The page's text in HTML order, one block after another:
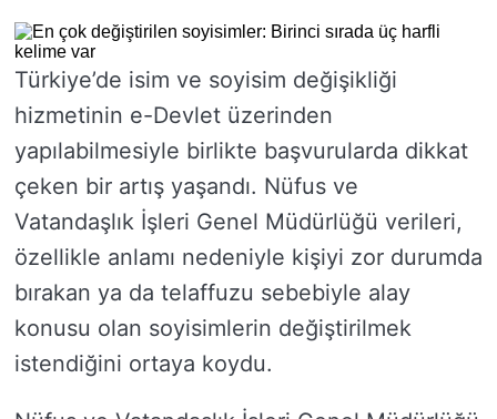
Türkiye’de isim ve soyisim değişikliği
hizmetinin e-Devlet üzerinden
yapılabilmesiyle birlikte başvurularda dikkat
çeken bir artış yaşandı. Nüfus ve
Vatandaşlık İşleri Genel Müdürlüğü verileri,
özellikle anlamı nedeniyle kişiyi zor durumda
bırakan ya da telaffuzu sebebiyle alay
konusu olan soyisimlerin değiştirilmek
istendiğini ortaya koydu.